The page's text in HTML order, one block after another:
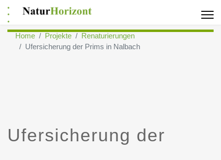
Home Projekte
Renaturierungen
Ufersicherung der Prims in Nalbach
Ufersicherung der